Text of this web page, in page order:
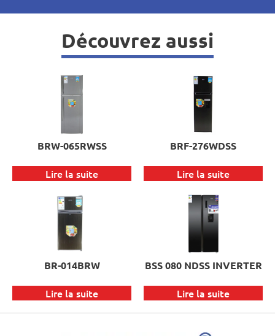
Découvrez aussi
BRW-065RWSS
Lire la suite
BRF-276WDSS
Lire la suite
BR-014BRW
Lire la suite
BSS 080 NDSS INVERTER
Lire la suite